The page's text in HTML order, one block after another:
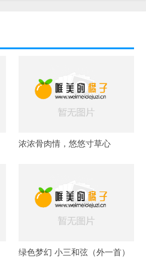
浓浓骨肉情，悠悠寸草心
绿色梦幻 小三和弦（外一首）